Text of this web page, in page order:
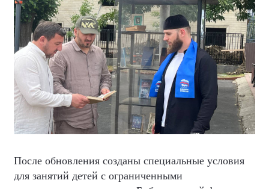
После обновления созданы специальные условия
для занятий детей с ограниченными